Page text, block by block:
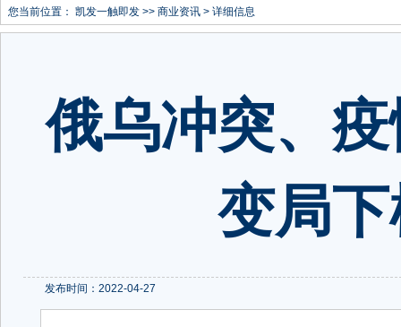
您当前位置： 凯发一触即发 >> 商业资讯 > 详细信息
俄乌冲突、
变局
发布时间：2022-04-27